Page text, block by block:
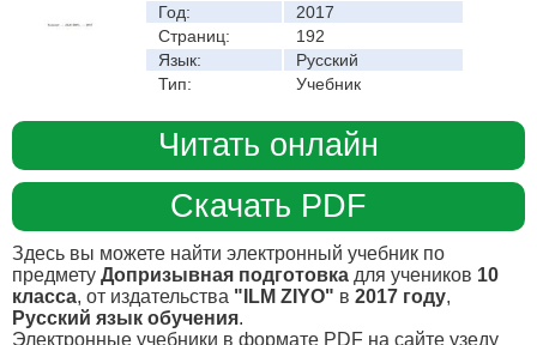
Год:
2017
Страниц:
192
Язык:
Русский
Тип:
Учебник
Читать онлайн
Скачать PDF
Здесь вы можете найти электронный учебник по
предмету Допризывная подготовка для учеников 10
класса, от издательства "ILM ZIYO" в 2017 году,
Русский язык обучения.
Электронные учебники в формате PDF на сайте узеду